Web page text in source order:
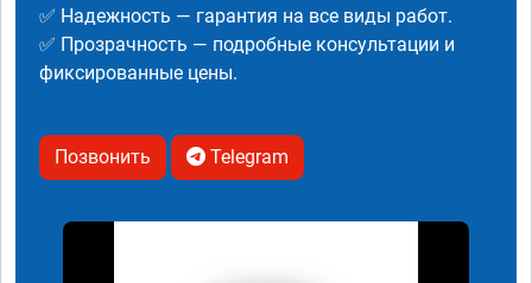
✅ Надежность — гарантия на все виды работ.
✅ Прозрачность — подробные консультации и
фиксированные цены.
Позвонить Telegram